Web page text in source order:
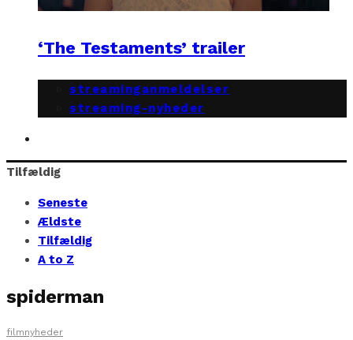
‘The Testaments’ trailer
streaminganmeldelser
streaming-nyheder
Tilfældig
Seneste
Ældste
Tilfældig
A to Z
spiderman
filmnyheder